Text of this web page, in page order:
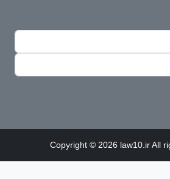
Copyright © 2026 law10.ir All